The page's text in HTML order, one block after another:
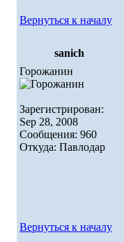
Вернуться к началу
sanich
Горожанин
Зарегистрирован:
Sep 28, 2008
Сообщения: 960
Откуда: Павлодар
Вернуться к началу